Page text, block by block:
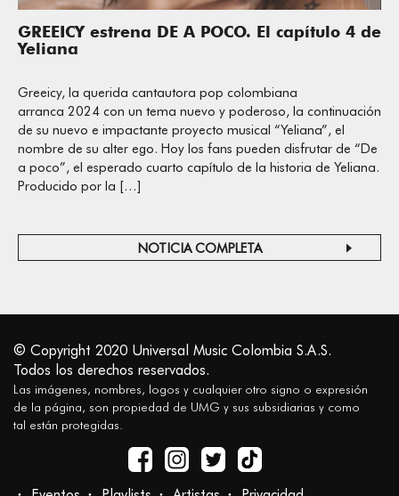
GREEICY estrena DE A POCO. El capítulo 4 de
Yeliana
Greeicy, la querida cantautora pop colombiana
arranca 2024 con un tema nuevo y poderoso, la continuación
de su nuevo e impactante proyecto musical “Yeliana”, el
nombre de su alter ego. Hoy los fans pueden disfrutar de “De
a poco”, el esperado cuarto capítulo de la historia de Yeliana.
Producido por la […]
NOTICIA COMPLETA
© Copyright 2020 Universal Music Colombia S.A.S.
Todos los derechos reservados.
Las imágenes, nombres, logos y cualquier otro signo o expresión
de la página, son propiedad de UMG y sus subsidiarias y como
tal están protegidas.